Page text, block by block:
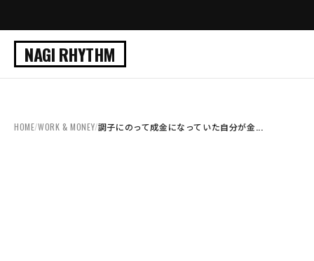
NAGI RHYTHM
HOME/WORK & MONEY/調子にのって成金になっていた自分が金...